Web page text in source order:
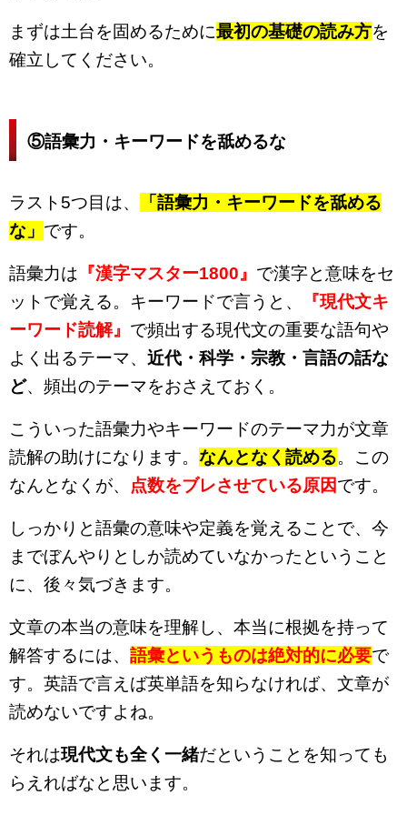
まずは土台を固めるために最初の基礎の読み方を
確立してください。
⑤語彙力・キーワードを舐めるな
ラスト5つ目は、
「語彙力・キーワードを舐める
な」 です。
語彙力は 『漢字マスター1800』 で漢字と意味をセ
ットで覚える。キーワードで言うと、
『現代文キ
ーワード読解』 で頻出する現代文の重要な語句や
よく出るテーマ、 近代・科学・宗教・言語の話な
ど、頻出のテーマをおさえておく。
こういった語彙力やキーワードのテーマ力が文章
読解の助けになります。 なんとなく読める。この
なんとなくが、 点数をブレさせている原因です。
しっかりと語彙の意味や定義を覚えることで、今
までぼんやりとしか読めていなかったということ
に、後々気づきます。
文章の本当の意味を理解し、本当に根拠を持って
解答するには、 語彙というものは絶対的に必要で
す。英語で言えば英単語を知らなければ、文章が
読めないですよね。
それは現代文も全く一緒だということを知っても
らえればなと思います。